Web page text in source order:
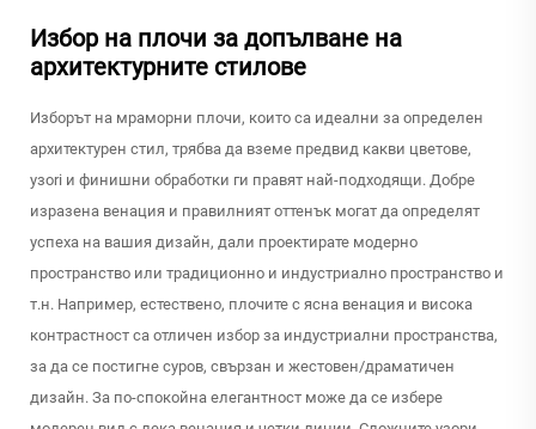
Избор на плочи за допълване на
архитектурните стилове
Изборът на мраморни плочи, които са идеални за определен
архитектурен стил, трябва да вземе предвид какви цветове,
узori и финишни обработки ги правят най-подходящи. Добре
изразена венация и правилният оттенък могат да определят
успеха на вашия дизайн, дали проектирате модерно
пространство или традиционно и индустриално пространство и
т.н. Например, естествено, плочите с ясна венация и висока
контрастност са отличен избор за индустриални пространства,
за да се постигне суров, свързан и жестовен/драматичен
дизайн. За по-спокойна елегантност може да се избере